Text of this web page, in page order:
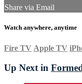
Share via Email
Watch anywhere, anytime
Fire TV Apple TV
Up Next in